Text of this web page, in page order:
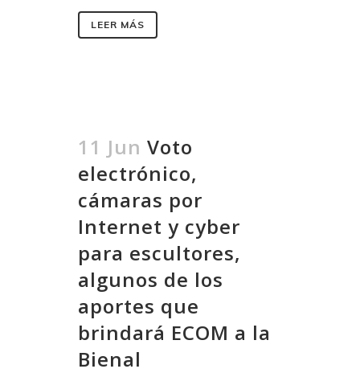
LEER MÁS
11 Jun Voto
electrónico,
cámaras por
Internet y cyber
para escultores,
algunos de los
aportes que
brindará ECOM a la
Bienal